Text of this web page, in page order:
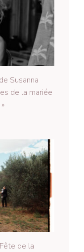
Susanna
de la mariée
de la